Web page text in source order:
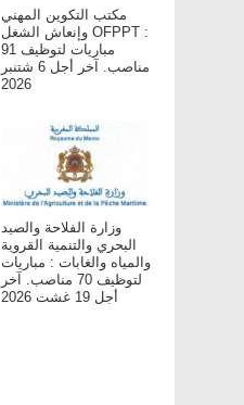
مكتب التكوين المهني
وإنعاش الشغل OFPPT :
مباريات لتوظيف 91
مناصب. آخر أجل 6 شتنبر
2026
وزارة الفلاحة والصيد
البحري والتنمية القروية
والمياه والغابات : مباريات
لتوظيف 70 مناصب. آخر
أجل 19 غشت 2026